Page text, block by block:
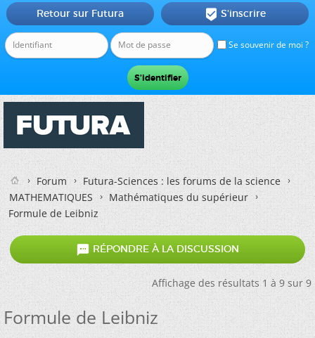
Se souvenir de moi ?
Retour sur Futura  S'inscrire
Forum
Futura-Sciences : les forums de la science
MATHEMATIQUES
Mathématiques du supérieur
Formule de Leibniz
 RÉPONDRE À LA DISCUSSION
Affichage des résultats 1 à 9 sur 9
Formule de Leibniz